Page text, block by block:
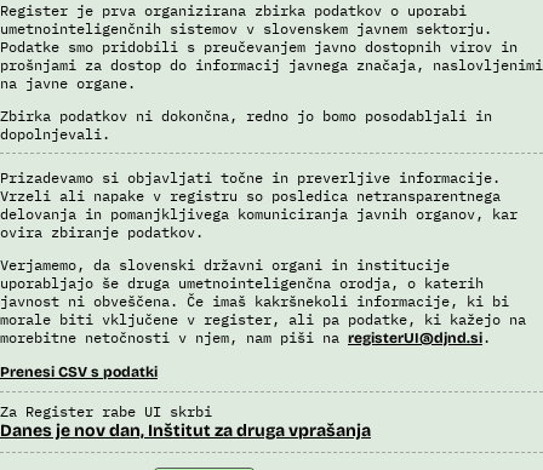
Register je prva organizirana zbirka podatkov o uporabi
umetnointeligenčnih sistemov v slovenskem javnem sektorju.
Podatke smo pridobili s preučevanjem javno dostopnih virov in
prošnjami za dostop do informacij javnega značaja, naslovljenimi
na javne organe.
Zbirka podatkov ni dokončna, redno jo bomo posodabljali in
dopolnjevali.
Prizadevamo si objavljati točne in preverljive informacije.
Vrzeli ali napake v registru so posledica netransparentnega
delovanja in pomanjkljivega komuniciranja javnih organov, kar
ovira zbiranje podatkov.
Verjamemo, da slovenski državni organi in institucije
uporabljajo še druga umetnointeligenčna orodja, o katerih
javnost ni obveščena. Če imaš kakršnekoli informacije, ki bi
morale biti vključene v register, ali pa podatke, ki kažejo na
morebitne netočnosti v njem, nam piši na registerUI@djnd.si.
Prenesi CSV s podatki
Za Register rabe UI skrbi
Danes je nov dan, Inštitut za druga vprašanja